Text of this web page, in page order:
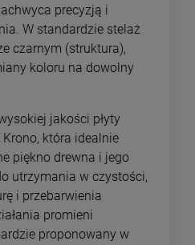
precyzją i
W standardzie stelaż
czarnym (struktura),
koloru na dowolny
jakości płyty
która idealnie
piękno drewna i jego
utrzymania w czystości,
i przebarwienia
promieni
proponowany w